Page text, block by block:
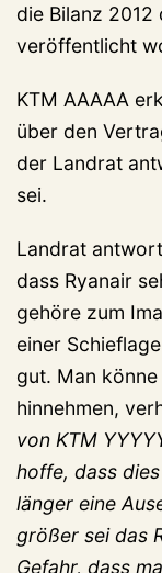
die Bilanz 2012
veröffentlicht
KTM AAAAA
über den
der Landrat
sei.
Landrat
dass Ryanair
gehöre zum
einer
gut. Man
hinnehmen,
von KTM
hoffe, dass
länger eine
größer sei das
Gefahr, dass